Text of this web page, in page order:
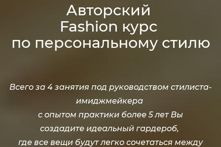
Авторский
Fashion курс
по персональному стилю​
Всего за 4 занятия под руководством стилиста-
имиджмейкера
с опытом практики более 5 лет Вы
создадите идеальный гардероб,
где все вещи будут легко сочетаться между